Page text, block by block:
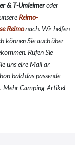
& T-Umleimeroder
Reimo-
Reimonach. Wir helfen
können Sie auch über
Rufen Sie
uns eine Mail an
bald das passende
Mehr Camping-Artikel